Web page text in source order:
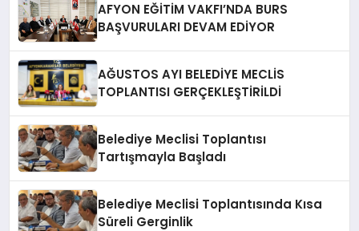
AFYON EĞİTİM VAKFI’NDA BURS
BAŞVURULARI DEVAM EDİYOR
AĞUSTOS AYI BELEDİYE MECLİS
TOPLANTISI GERÇEKLEŞTİRİLDİ
Belediye Meclisi Toplantısı
Tartışmayla Başladı
Belediye Meclisi Toplantısında Kısa
Süreli Gerginlik